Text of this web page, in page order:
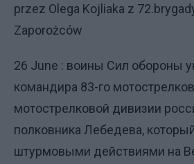
przez Olega Kojliaka z
Zaporożców
26 June : воины Сил обороны
командира 83-го
мотострелковой дивизии
полковника Лебедева,
штурмовыми действиями на